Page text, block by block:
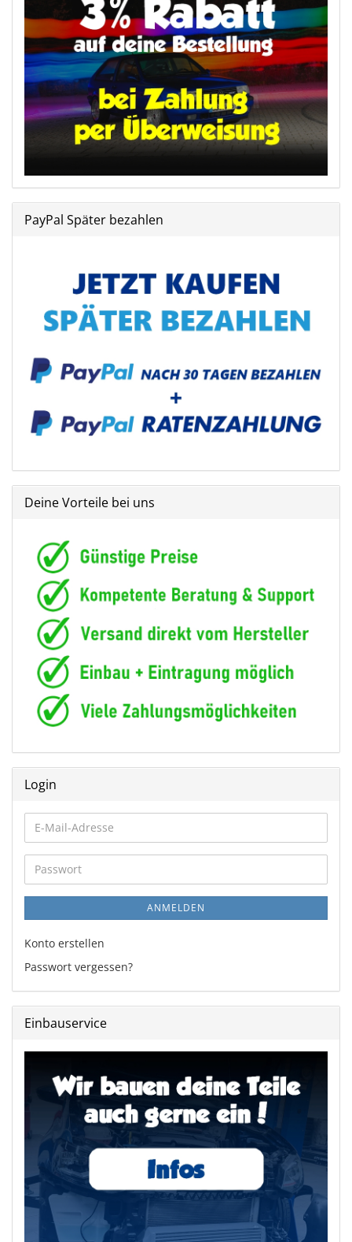
PayPal Später bezahlen
Deine Vorteile bei uns
Login
E-
Mail-
Adresse
Passwort
ANMELDEN
Konto erstellen
Passwort vergessen?
Einbauservice